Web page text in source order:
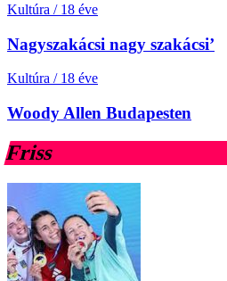
Kultúra / 18 éve
Nagyszakácsi nagy szakácsi’
Kultúra / 18 éve
Woody Allen Budapesten
Friss